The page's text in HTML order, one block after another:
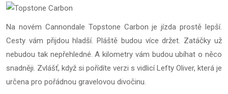
Na novém Cannondale Topstone Carbon je jízda prostě lepší.
Cesty vám přijdou hladší. Pláště budou více držet. Zatáčky už
nebudou tak nepřehledné. A kilometry vám budou ubíhat o něco
snadněji. Zvlášť, když si pořídíte verzi s vidlicí Lefty Oliver, která je
určena pro pořádnou gravelovou divočinu.